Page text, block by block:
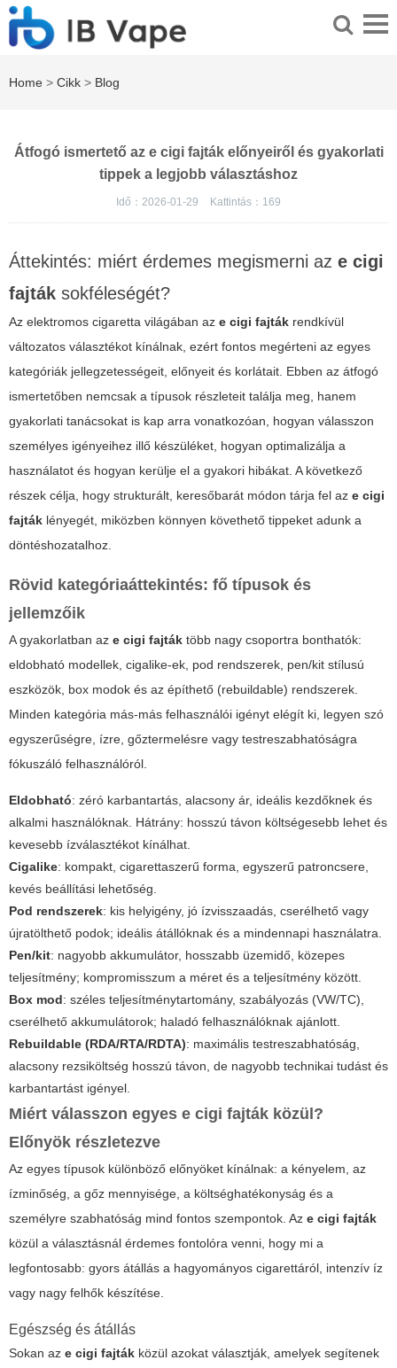
Home > Cikk > Blog
Átfogó ismertető az e cigi fajták előnyeiről és gyakorlati
tippek a legjobb választáshoz
Idő：2026-01-29 Kattintás： 169
Áttekintés: miért érdemes megismerni az e cigi
fajták sokféleségét?
Az elektromos cigaretta világában az e cigi fajták rendkívül
változatos választékot kínálnak, ezért fontos megérteni az egyes
kategóriák jellegzetességeit, előnyeit és korlátait. Ebben az átfogó
ismertetőben nemcsak a típusok részleteit találja meg, hanem
gyakorlati tanácsokat is kap arra vonatkozóan, hogyan válasszon
személyes igényeihez illő készüléket, hogyan optimalizálja a
használatot és hogyan kerülje el a gyakori hibákat. A következő
részek célja, hogy strukturált, keresőbarát módon tárja fel az e cigi
fajták lényegét, miközben könnyen követhető tippeket adunk a
döntéshozatalhoz.
Rövid kategóriaáttekintés: fő típusok és
jellemzőik
A gyakorlatban az e cigi fajták több nagy csoportra bonthatók:
eldobható modellek, cigalike-ek, pod rendszerek, pen/kit stílusú
eszközök, box modok és az építhető (rebuildable) rendszerek.
Minden kategória más-más felhasználói igényt elégít ki, legyen szó
egyszerűségre, ízre, gőztermelésre vagy testreszabhatóságra
fókuszáló felhasználóról.
Eldobható: zéró karbantartás, alacsony ár, ideális kezdőknek és
alkalmi használóknak. Hátrány: hosszú távon költségesebb lehet és
kevesebb ízválasztékot kínálhat.
Cigalike: kompakt, cigarettaszerű forma, egyszerű patroncsere,
kevés beállítási lehetőség.
Pod rendszerek: kis helyigény, jó ízvisszaadás, cserélhető vagy
újratölthető podok; ideális átállóknak és a mindennapi használatra.
Pen/kit: nagyobb akkumulátor, hosszabb üzemidő, közepes
teljesítmény; kompromisszum a méret és a teljesítmény között.
Box mod: széles teljesítménytartomány, szabályozás (VW/TC),
cserélhető akkumulátorok; haladó felhasználóknak ajánlott.
Rebuildable (RDA/RTA/RDTA): maximális testreszabhatóság,
alacsony rezsiköltség hosszú távon, de nagyobb technikai tudást és
karbantartást igényel.
Miért válasszon egyes e cigi fajták közül?
Előnyök részletezve
Az egyes típusok különböző előnyöket kínálnak: a kényelem, az
ízminőség, a gőz mennyisége, a költséghatékonyság és a
személyre szabhatóság mind fontos szempontok. Az e cigi fajták
közül a választásnál érdemes fontolóra venni, hogy mi a
legfontosabb: gyors átállás a hagyományos cigarettáról, intenzív íz
vagy nagy felhők készítése.
Egészség és átállás
Sokan az e cigi fajták közül azokat választják, amelyek segítenek